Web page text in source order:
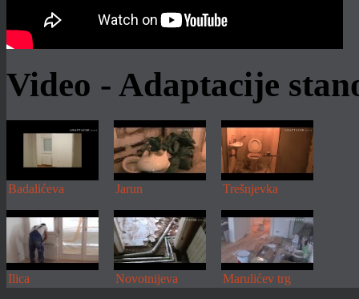
Video - Adaptacije
Badalićeva Jarun Trešnjevka
Ilica Novotnijeva Marulićev trg